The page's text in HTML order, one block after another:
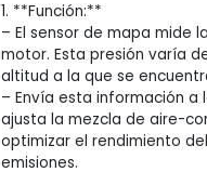
1. **Función:**
– El sensor de mapa mide
motor. Esta presión varía
altitud a la que se
– Envía esta información a
ajusta la mezcla de aire-
optimizar el rendimiento
emisiones.